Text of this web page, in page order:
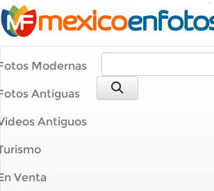
Modernas
Antiguas
Antiguos
Venta